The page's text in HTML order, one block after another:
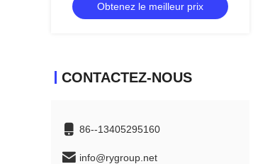
Obtenez le meilleur prix
CONTACTEZ-NOUS
86--13405295160
info@rygroup.net